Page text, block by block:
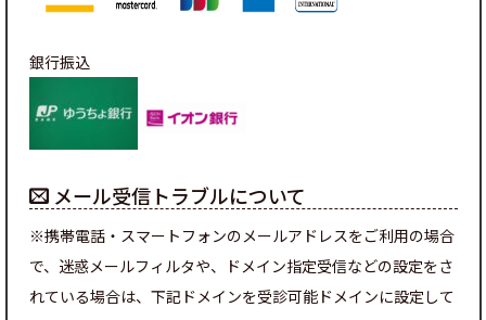
銀行振込
メール受信トラブルについて
※携帯電話・スマートフォンのメールアドレスをご利用の場合
で、迷惑メールフィルタや、ドメイン指定受信などの設定をさ
れている場合は、下記ドメインを受診可能ドメインに設定して